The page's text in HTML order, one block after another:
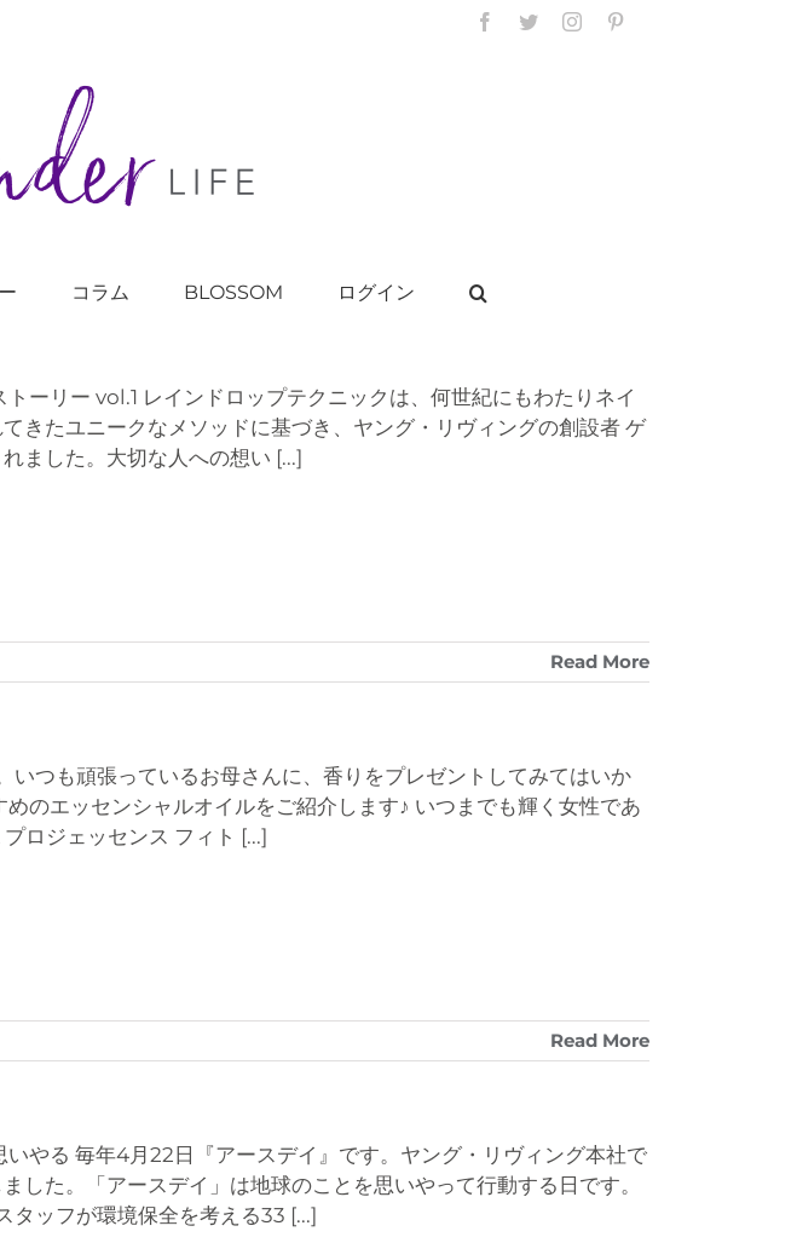
Facebook
TwitterInstagram
コラム BLOSSOM ログイン
ーリー vol.1 レインドロップテクニックは、何世紀にもわたりネイ
きたユニークなメソッドに基づき、ヤング・リヴィングの創設者 ゲ
ました。大切な人への想い [...]
Read More
いつも頑張っているお母さんに、香りをプレゼントしてみてはいか
のエッセンシャルオイルをご紹介します♪ いつまでも輝く女性であ
ロジェッセンス フィト [...]
Read More
いやる 毎年4月22日『アースデイ』です。ヤング・リヴィング本社で
した。「アースデイ」は地球のことを思いやって行動する日です。
タッフが環境保全を考える33 [...]